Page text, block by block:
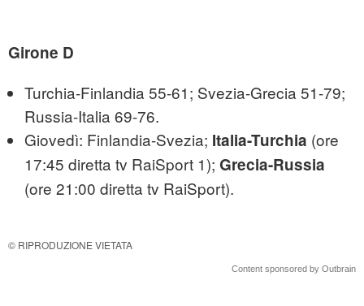
Girone D
Turchia-Finlandia 55-61; Svezia-Grecia 51-79;
Russia-Italia 69-76.
Giovedì: Finlandia-Svezia; Italia-Turchia (ore
17:45 diretta tv RaiSport 1); Grecia-Russia
(ore 21:00 diretta tv RaiSport).
© RIPRODUZIONE VIETATA
Content sponsored by Outbrain